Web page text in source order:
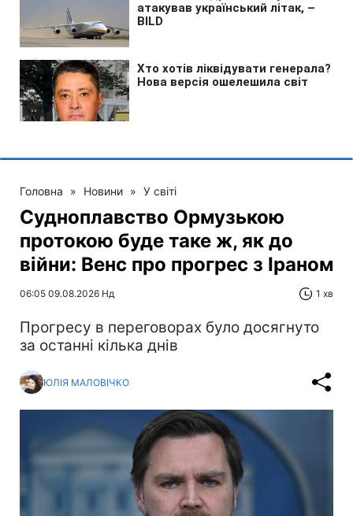
Головна » Новини » У світі
Судноплавство Ормузькою
протокою буде таке ж, як до
війни: Венс про прогрес з Іраном
06:05 09.08.2026 Нд 1 хв
Прогресу в переговорах було досягнуто
за останні кілька днів
ЮЛІЯ МАЛОВІЧКО